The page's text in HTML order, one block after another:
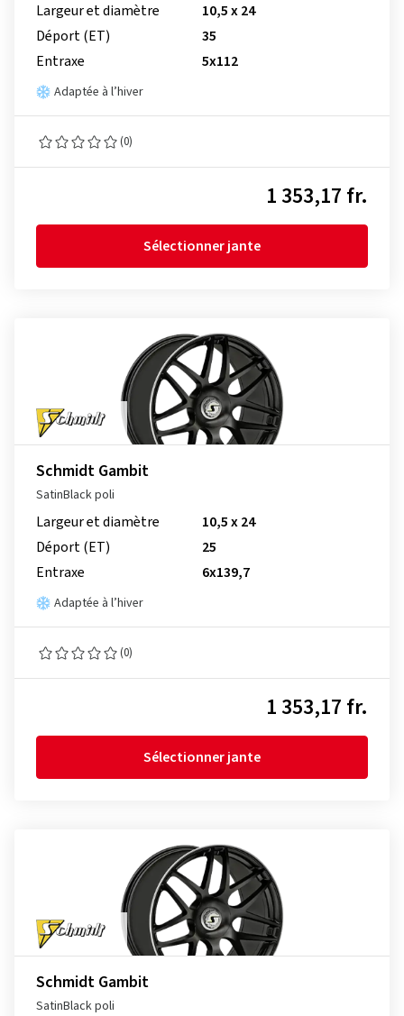
Largeur et diamètre
10,5 x 24
Déport (ET)
35
Entraxe
5x112
Adaptée à l’hiver
(0)
1 353,17 fr.
Sélectionner jante
Schmidt Gambit
SatinBlack poli
Largeur et diamètre
10,5 x 24
Déport (ET)
25
Entraxe
6x139,7
Adaptée à l’hiver
(0)
1 353,17 fr.
Sélectionner jante
Schmidt Gambit
SatinBlack poli